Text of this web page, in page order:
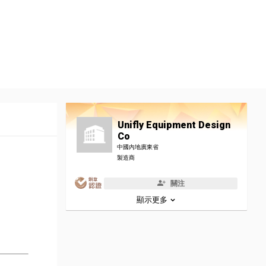
Unifly Equipment Design
Co
中國內地廣東省
製造商
關注
顯示更多